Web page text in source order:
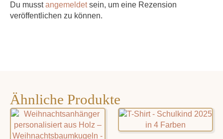
Du musstangemeldetsein, um eine Rezension
veröffentlichen zu können.
Ähnliche Produkte